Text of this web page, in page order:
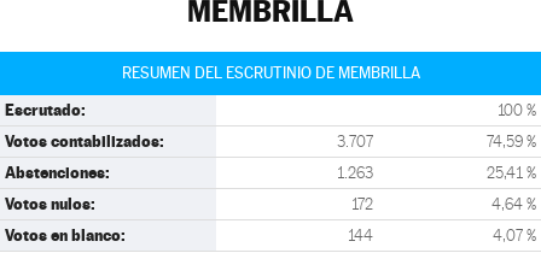
MEMBRILLA
RESUMEN DEL ESCRUTINIO DE MEMBRILLA
Escrutado: 100 %
Votos contabilizados: 3.707 74,59 %
Abstenciones: 1.263 25,41 %
Votos nulos: 172 4,64 %
Votos en blanco: 144 4,07 %